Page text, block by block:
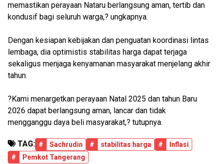
memastikan perayaan Nataru berlangsung aman, tertib dan
kondusif bagi seluruh warga,? ungkapnya.
Dengan kesiapan kebijakan dan penguatan koordinasi lintas
lembaga, dia optimistis stabilitas harga dapat terjaga
sekaligus menjaga kenyamanan masyarakat menjelang akhir
tahun.
?Kami menargetkan perayaan Natal 2025 dan tahun Baru
2026 dapat berlangsung aman, lancar dan tidak
mengganggu daya beli masyarakat,? tutupnya.
TAG: # Sachrudin # stabilitas harga #
Inflasi
#
Pemkot Tangerang